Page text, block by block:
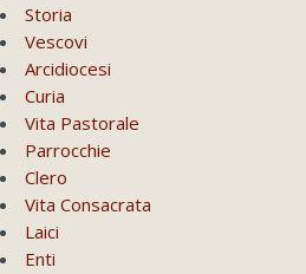
Storia
Vescovi
Arcidiocesi
Curia
Vita Pastorale
Parrocchie
Clero
Vita Consacrata
Laici
Enti